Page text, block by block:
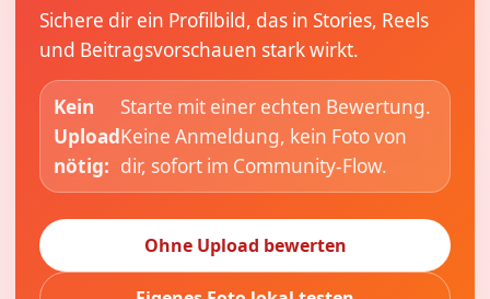
Sichere dir ein Profilbild, das in Stories, Reels
und Beitragsvorschauen stark wirkt.
Kein
Upload
nötig:
Starte mit einer echten Bewertung.
Keine Anmeldung, kein Foto von
dir, sofort im Community-Flow.
Ohne Upload bewerten